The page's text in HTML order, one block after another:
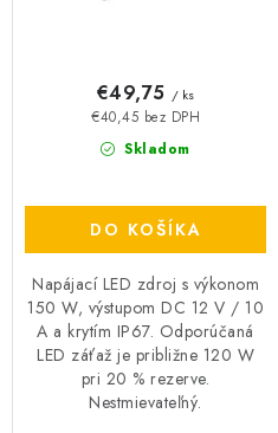
Skladom
€40,45 bez DPH
€49,75 / ks
DO KOŠÍKA
Napájací LED zdroj s výkonom
150 W, výstupom DC 12 V / 10
A a krytím IP67. Odporúčaná
LED záťaž je približne 120 W
pri 20 % rezerve.
Nestmievateľný.